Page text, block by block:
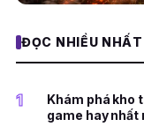
ĐỌC NHIỀU NHẤT
1
Khám phá kho
game hay nhất